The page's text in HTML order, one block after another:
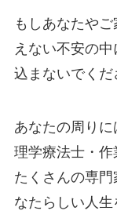
もしあなたや
えない不安の
込まないでくだ
あなたの周り
理学療法士・作
たくさんの専
なたらしい人